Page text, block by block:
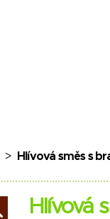
> Hlívová směs s
Hlívová